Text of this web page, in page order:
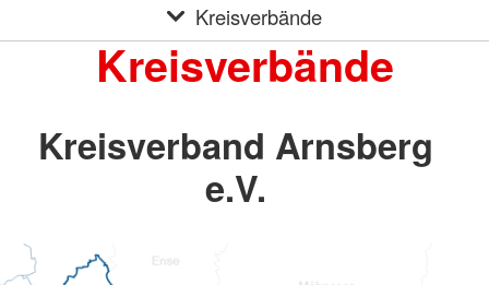
Kreisverbände
Kreisverbände
Kreisverband Arnsberg
e.V.